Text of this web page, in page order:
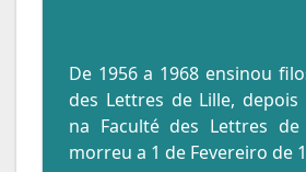
De 1956 a 1968 ensinou
des Lettres de Lille, depois
na Faculté des Lettres de
morreu a 1 de Fevereiro de